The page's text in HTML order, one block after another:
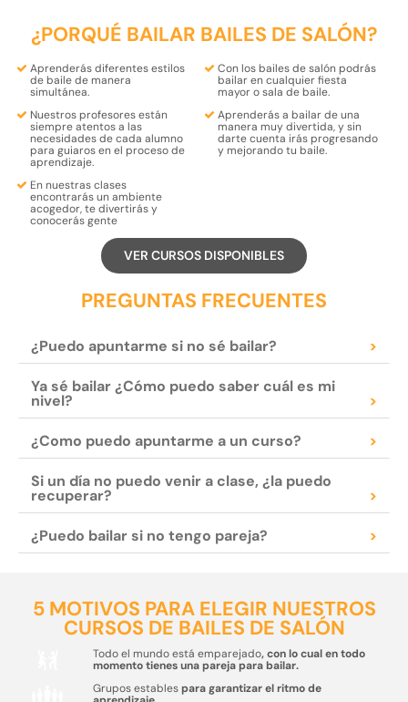
¿PORQUÉ BAILAR BAILES DE SALÓN?
Aprenderásdiferentes estilos
de bailede manera
simultánea.
Con los bailes de salón podrás
bailar en cualquierfiesta
mayorosala de baile.
Nuestros profesores están
siempre atentos a las
necesidades de cada alumno
para guiaros en el proceso de
aprendizaje.
Aprenderás a bailarde una
manera muydivertida, y sin
darte cuenta irás progresando
y mejorando tu baile.
En nuestras clases
encontrarás unambiente
acogedor, te divertirás y
conocerás gente
VER CURSOS DISPONIBLES
PREGUNTAS FRECUENTES
¿Puedo apuntarme si no sé bailar? >
Ya sé bailar ¿Cómo puedo saber cuál es mi
nivel? >
¿Como puedo apuntarme a un curso? >
Si un día no puedo venir a clase, ¿la puedo
recuperar? >
¿Puedo bailar si no tengo pareja? >
5 MOTIVOS PARA ELEGIR NUESTROS
CURSOS DE BAILES DE SALÓN
Todo el mundo está emparejado, con lo cual en todo
momento tienes una pareja para bailar.
Grupos establespara garantizar el ritmo de